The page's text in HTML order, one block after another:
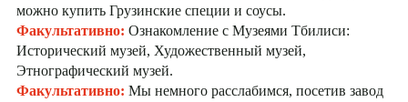
можно купить Грузинские специи и соусы.
Факультативно: Ознакомление с Музеями Тбилиси:
Исторический музей, Художественный музей,
Этнографический музей.
Факультативно: Мы немного расслабимся, посетив завод